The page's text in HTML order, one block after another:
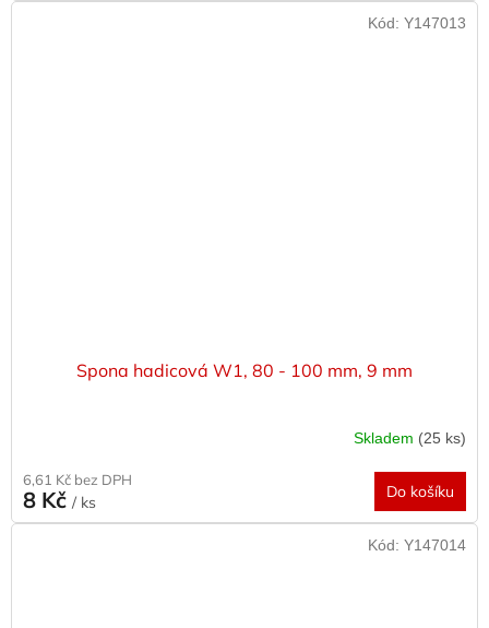
Spona hadicová W1, 80 - 100 mm, 9 mm
Skladem (25 ks)
6,61 Kč bez DPH
8 Kč / ks
Do košíku
Kód: Y147013
Kód: Y147014